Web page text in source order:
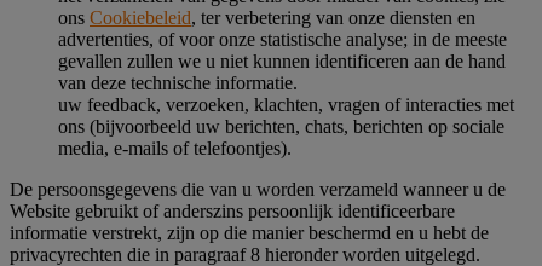
ons Cookiebeleid, ter verbetering van onze diensten en
advertenties, of voor onze statistische analyse; in de meeste
gevallen zullen we u niet kunnen identificeren aan de hand
van deze technische informatie.
uw feedback, verzoeken, klachten, vragen of interacties met
ons (bijvoorbeeld uw berichten, chats, berichten op sociale
media, e-mails of telefoontjes).
De persoonsgegevens die van u worden verzameld wanneer u de
Website gebruikt of anderszins persoonlijk identificeerbare
informatie verstrekt, zijn op die manier beschermd en u hebt de
privacyrechten die in paragraaf 8 hieronder worden uitgelegd.